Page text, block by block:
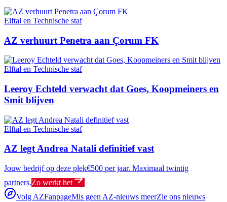
Elftal en Technische staf
AZ verhuurt Penetra aan Çorum FK
Elftal en Technische staf
Leeroy Echteld verwacht dat Goes, Koopmeiners en
Smit blijven
Elftal en Technische staf
AZ legt Andrea Natali definitief vast
Jouw bedrijf op deze plek€500 per jaar. Maximaal twintig
partners.Zo werkt het
Volg AZFanpageMis geen AZ-nieuws meerZie ons nieuws